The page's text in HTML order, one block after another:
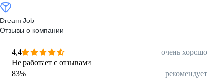
Dream Job
Отзывы о компании
4,4
очень хорошо
Не работает с отзывами
83% рекомендует